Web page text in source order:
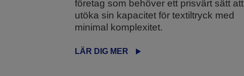
företag som behöver ett prisvärt sätt att
utöka sin kapacitet för textiltryck med
minimal komplexitet.
LÄR DIG MER